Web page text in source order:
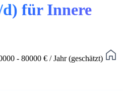
für Innere
- 80000 € / Jahr (geschätzt)